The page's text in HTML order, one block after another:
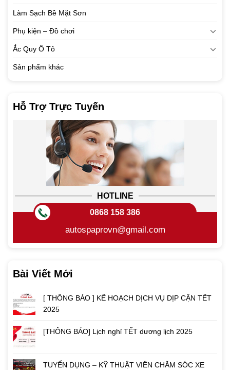
Làm Sạch Bề Mặt Sơn
Phụ kiện – Đồ chơi
Ắc Quy Ô Tô
Sản phẩm khác
Hỗ Trợ Trực Tuyến
HOTLINE
0868 158 386
autospaprovn@gmail.com
Bài Viết Mới
[ THÔNG BÁO ] KẾ HOẠCH DỊCH VỤ DỊP CẬN TẾT
2025
[THÔNG BÁO] Lịch nghỉ TẾT dương lịch 2025
TUYỂN DỤNG – KỸ THUẬT VIÊN CHĂM SÓC XE